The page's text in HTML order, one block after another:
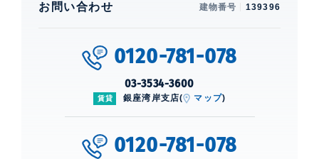
お問い合わせ 建物番号 139396
0120-781-078
03-3534-3600
賃貸 銀座湾岸支店( マップ)
0120-781-078